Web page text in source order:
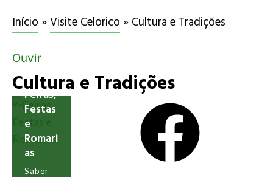
Início »Visite Celorico » Cultura e Tradições
Ouvir
Cultura e Tradições
Feiras,
Festas
e
Romari
as
Saber